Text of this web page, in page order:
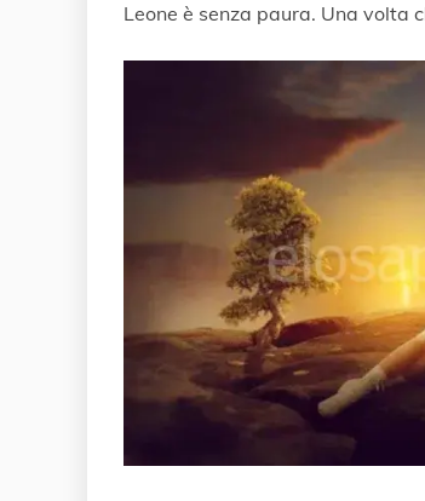
Leone è senza paura. Una volta